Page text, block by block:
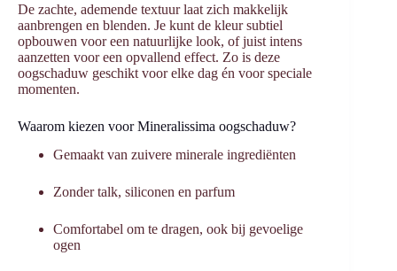
De zachte, ademende textuur laat zich makkelijk
aanbrengen en blenden. Je kunt de kleur subtiel
opbouwen voor een natuurlijke look, of juist intens
aanzetten voor een opvallend effect. Zo is deze
oogschaduw geschikt voor elke dag én voor speciale
momenten.
Waarom kiezen voor Mineralissima oogschaduw?
Gemaakt van zuivere minerale ingrediënten
Zonder talk, siliconen en parfum
Comfortabel om te dragen, ook bij gevoelige
ogen